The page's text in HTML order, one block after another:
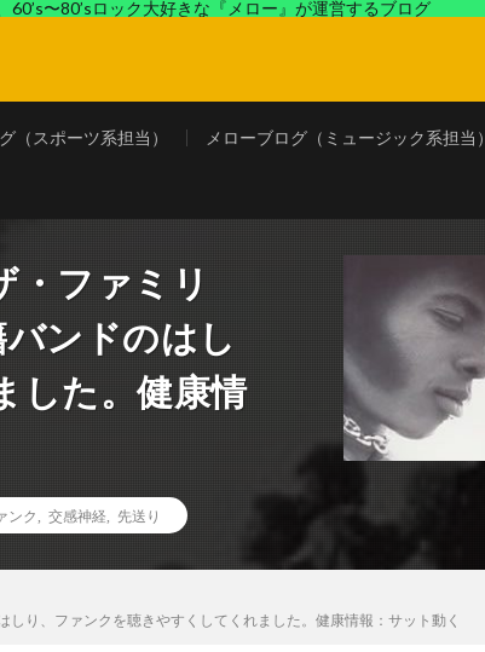
〜80’sロック大好きな『メロー』が運営するブログ
（スポーツ系担当） メローブログ（ミュージック系担当）
・ファミリ
ンドのはし
した。健康情
ンク 交感神経 先送り
り、ファンクを聴きやすくしてくれました。健康情報：サット動く